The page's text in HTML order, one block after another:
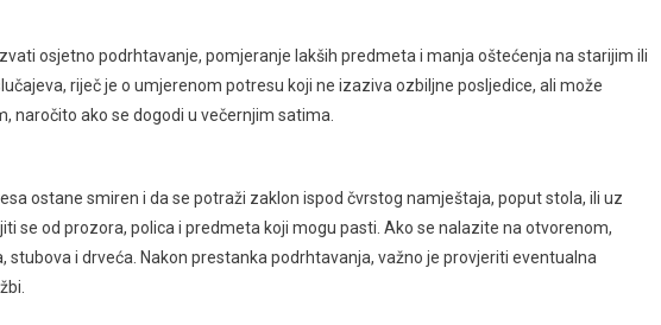
osjetno podrhtavanje, pomjeranje lakših predmeta i manja oštećenja na starijim ili
riječ je o umjerenom potresu koji ne izaziva ozbiljne posljedice, ali može
naročito ako se dogodi u večernjim satima.
ostane smiren i da se potraži zaklon ispod čvrstog namještaja, poput stola, ili uz
se od prozora, polica i predmeta koji mogu pasti. Ako se nalazite na otvorenom,
stubova i drveća. Nakon prestanka podrhtavanja, važno je provjeriti eventualna